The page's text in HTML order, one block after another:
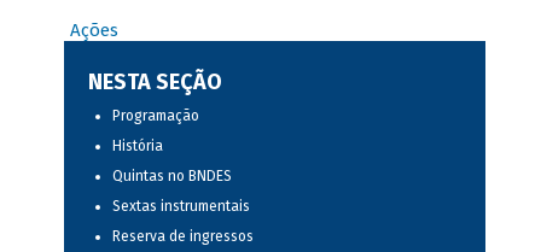
Ações
NESTA SEÇÃO
Programação
História
Quintas no BNDES
Sextas instrumentais
Reserva de ingressos